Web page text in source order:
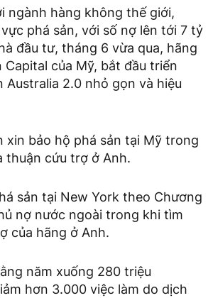
ngành hàng không thế giới,
phá sản, với số nợ lên tới 7 tỷ
đầu tư, tháng 6 vừa qua, hãng
của Mỹ, bắt đầu triển
2.0 nhỏ gọn và hiệu
xin bảo hộ phá sản tại Mỹ trong
thuận cứu trợ ở Anh.
sản tại New York theo Chương
nợ nước ngoài trong khi tìm
của hãng ở Anh.
năm xuống 280 triệu
hơn 3.000 việc làm do dịch